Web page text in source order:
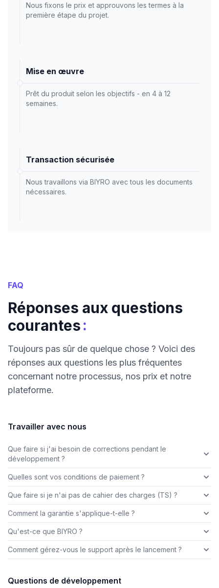
Nous fixons le prix et approuvons les termes à la
première étape du projet.
Mise en œuvre
Prêt du produit selon les objectifs - en 4 à 12
semaines.
Transaction sécurisée
Nous travaillons via BIYRO avec tous les documents
nécessaires.
FAQ
Réponses aux questions
courantes:
Toujours pas sûr de quelque chose ? Voici des
réponses aux questions les plus fréquentes
concernant notre processus, nos prix et notre
plateforme.
Travailler avec nous
Que faire si j'ai besoin de corrections pendant le
développement ?
Quelles sont vos conditions de paiement ?
Que faire si je n'ai pas de cahier des charges (TS) ?
Comment la garantie s'applique-t-elle ?
Qu'est-ce que BIYRO ?
Comment gérez-vous le support après le lancement ?
Questions de développement